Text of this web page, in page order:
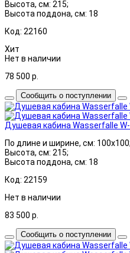
Высота, см: 215;
Высота поддона, см: 18
Код: 22160
Хит
Нет в наличии
78 500 р.
Сообщить о поступлении
Душевая кабина Wasserfalle
По длине и ширине, см: 100x100;
Высота, см: 215;
Высота поддона, см: 18
Код: 22159
Нет в наличии
83 500 р.
Сообщить о поступлении